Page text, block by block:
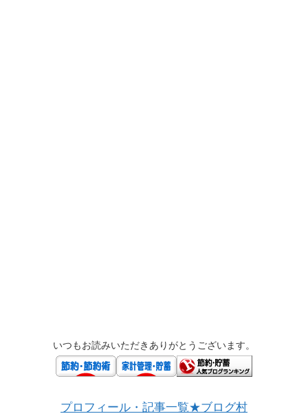
いつもお読みいただきありがとうございます。
プロフィール・記事一覧★ブログ村